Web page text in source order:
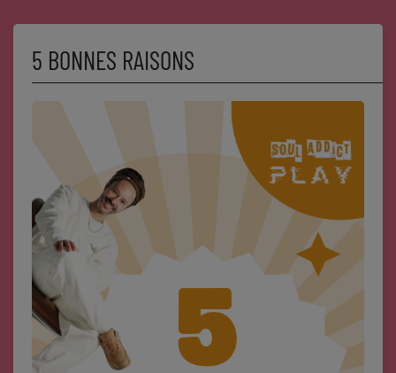
Festivals
CHARTS
Top Soul Addict
Wiki RnB
SOUL ADDICT RADIO
Grille des programmes
5 BONNES RAISONS